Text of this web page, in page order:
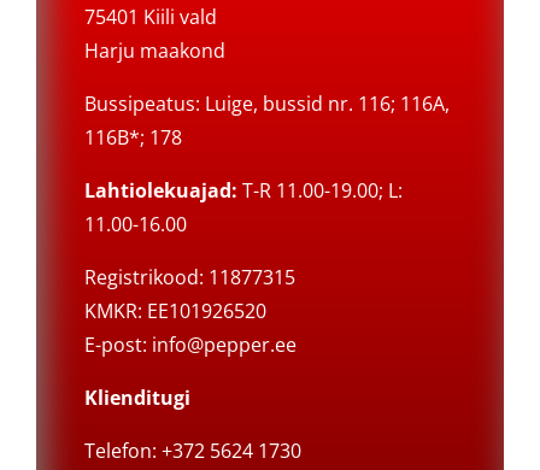
75401 Kiili vald
Harju maakond
Bussipeatus: Luige, bussid nr. 116; 116A,
116B*; 178
Lahtiolekuajad: T-R 11.00-19.00; L:
11.00-16.00
Registrikood: 11877315
KMKR: EE101926520
E-post: info@pepper.ee
Klienditugi
Telefon: +372 5624 1730